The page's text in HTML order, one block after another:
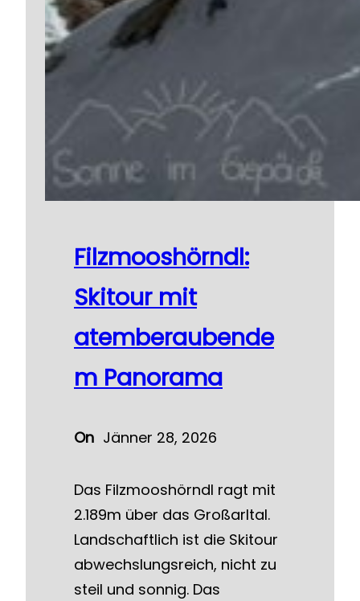
Filzmooshörndl:
Skitour mit
atemberaubende
m Panorama
On Jänner 28, 2026
Das Filzmooshörndl ragt mit
2.189m über das Großarltal.
Landschaftlich ist die Skitour
abwechslungsreich, nicht zu
steil und sonnig. Das